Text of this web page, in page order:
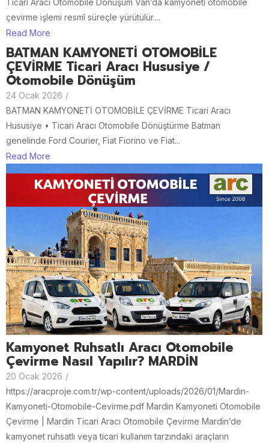
Ticari Aracı Otomobile Dönüşüm Van’da kamyoneti otomobile
çevirme işlemi resmî süreçle yürütülür....
Read More
BATMAN KAMYONETİ OTOMOBİLE
ÇEVİRME Ticari Aracı Hususiye /
Otomobile Dönüşüm
24 Ocak 2026 /
BATMAN KAMYONETİ OTOMOBİLE ÇEVİRME Ticari Aracı
Hususiye • Ticari Aracı Otomobile Dönüştürme Batman
genelinde Ford Courier, Fiat Fiorino ve Fiat...
Read More
Kamyonet Ruhsatlı Aracı Otomobile
Çevirme Nasıl Yapılır? MARDİN
20 Ocak 2026 /
https://aracproje.com.tr/wp-content/uploads/2026/01/Mardin-
Kamyoneti-Otomobile-Cevirme.pdf Mardin Kamyoneti Otomobile
Çevirme | Mardin Ticari Aracı Otomobile Çevirme Mardin’de
kamyonet ruhsatlı veya ticari kullanım tarzındaki araçların